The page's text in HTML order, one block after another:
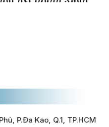
P.Đa Kao, Q.1, TP.HCM